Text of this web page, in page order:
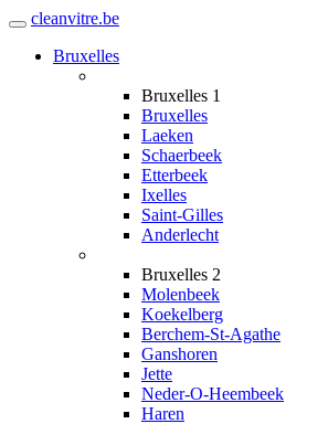
Toggle
navigation
cleanvitre.be
Bruxelles
Bruxelles 1
Bruxelles
Laeken
Schaerbeek
Etterbeek
Ixelles
Saint-Gilles
Anderlecht
Bruxelles 2
Molenbeek
Koekelberg
Berchem-St-Agathe
Ganshoren
Jette
Neder-O-Heembeek
Haren